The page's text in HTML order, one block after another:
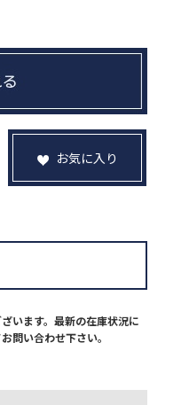
お気に入り
います。最新の在庫状況に
問い合わせ下さい。